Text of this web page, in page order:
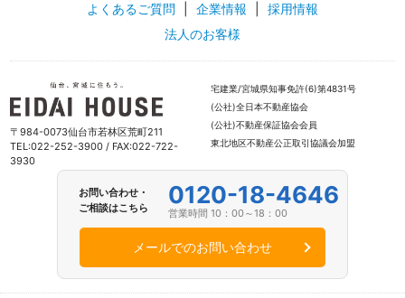
よくあるご質問
企業情報
採用情報
法人のお客様
〒984-0073仙台市若林区荒町211
TEL:022-252-3900 / FAX:022-722-
3930
宅建業/宮城県知事免許(6)第4831号
(公社)全日本不動産協会
(公社)不動産保証協会会員
東北地区不動産公正取引協議会加盟
お問い合わせ・
ご相談はこちら
0120-18-4646
営業時間 10：00～18：00
メールでのお問い合わせ